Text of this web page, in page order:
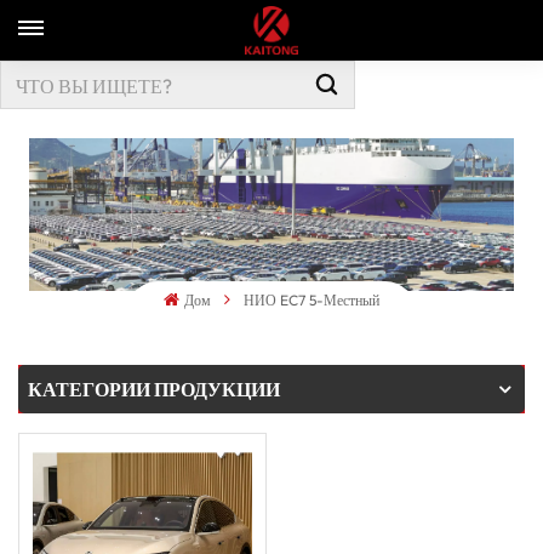
Дом НИО EC7 5-Местный
КАТЕГОРИИ ПРОДУКЦИИ